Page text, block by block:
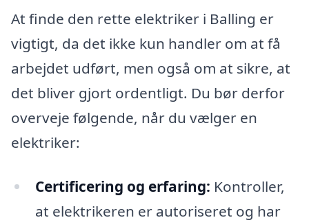
At finde den rette elektriker i Balling er
vigtigt, da det ikke kun handler om at få
arbejdet udført, men også om at sikre, at
det bliver gjort ordentligt. Du bør derfor
overveje følgende, når du vælger en
elektriker:
Certificering og erfaring: Kontroller,
at elektrikeren er autoriseret og har